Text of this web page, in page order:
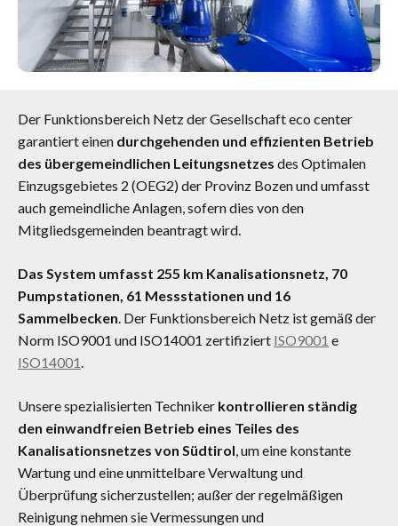
Der Funktionsbereich Netz der Gesellschaft eco center
garantiert einen durchgehenden und effizienten Betrieb
des übergemeindlichen Leitungsnetzes des Optimalen
Einzugsgebietes 2 (OEG2) der Provinz Bozen und umfasst
auch gemeindliche Anlagen, sofern dies von den
Mitgliedsgemeinden beantragt wird.
Das System umfasst 255 km Kanalisationsnetz, 70
Pumpstationen, 61 Messstationen und 16
Sammelbecken. Der Funktionsbereich Netz ist gemäß der
Norm ISO9001 und ISO14001 zertifiziert ISO9001 e
ISO14001.
Unsere spezialisierten Techniker kontrollieren ständig
den einwandfreien Betrieb eines Teiles des
Kanalisationsnetzes von Südtirol, um eine konstante
Wartung und eine unmittelbare Verwaltung und
Überprüfung sicherzustellen; außer der regelmäßigen
Reinigung nehmen sie Vermessungen und